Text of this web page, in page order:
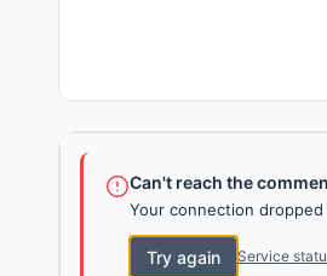
Can't reach the
Your connection
Try again Service